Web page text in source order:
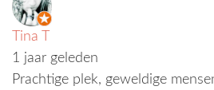
Tina T
1 jaar geleden
Prachtige plek, geweldige